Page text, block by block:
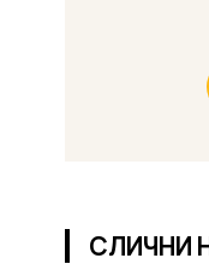
СЛИЧНИ